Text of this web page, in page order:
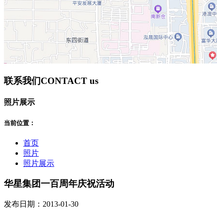
联系我们CONTACT us
照片展示
当前位置：
首页
照片
照片展示
华星集团一百周年庆祝活动
发布日期：2013-01-30